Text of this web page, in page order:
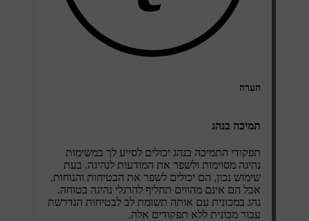
הערה
תמיכה בנהג
תפקודי התמיכה בנהג יכולים לסייע לך במשימות
נהיגה מסוימות ולשפר את המודעות לנהיגה. בעת
שימוש נכון, הם יכולים לשפר את הבטיחות והנוחות,
אבל הם אינם מהווים תחליף להרגלי נהיגה בטוחה.
נהג במכונית עם אותה תשומת לב לבטיחות הנדרשת
עבור מכונית ללא תפקודים אלה.